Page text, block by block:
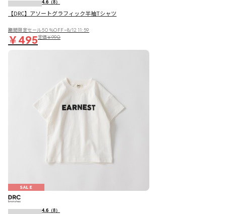
4.6 （8）
【DRC】アソートグラフィック半袖Tシャツ
期間限定セール50％OFF~8/12 11:59
￥495定価￥990
SALE
4.6 （8）